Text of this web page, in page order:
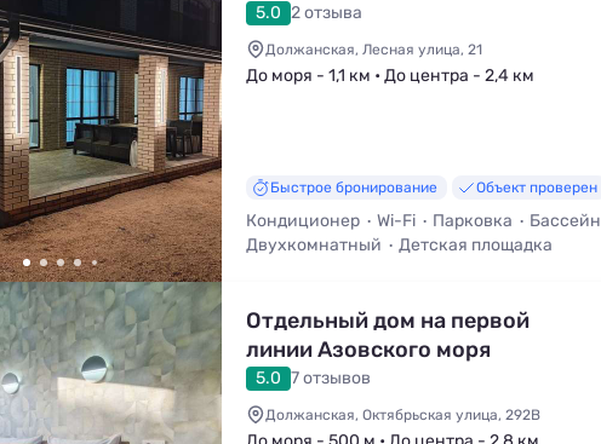
5.0 2 отзыва
Должанская, Лесная улица, 21
До моря - 1,1 км • До центра - 2,4 км
Быстрое бронирование Объект проверен
Кондиционер Wi-Fi Парковка
Бассейн
Двухкомнатный
Детская площадка
Отдельный дом на первой
линии Азовского моря
5.0 7 отзывов
Должанская, Октябрьская улица, 292В